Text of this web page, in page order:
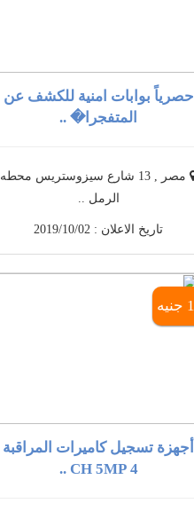
حصرياً بوابات امنية للكشف عن
المتفجرا� ..
مصر , 13 شارع سيزوستريس محطه
الرمل ..
تاريخ الاعلان : 2019/10/02
1 جنيه
أجهزة تسجيل كاميرات المراقبة
4 CH 5MP ..